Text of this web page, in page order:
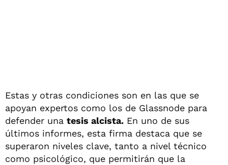
Estas y otras condiciones son en las que se
apoyan expertos como los de Glassnode para
defender una tesis alcista. En uno de sus
últimos informes, esta firma destaca que se
superaron niveles clave, tanto a nivel técnico
como psicológico, que permitirán que la